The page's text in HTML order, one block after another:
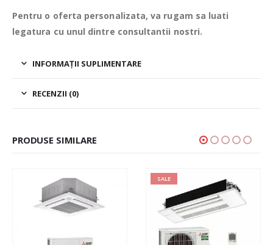
Pentru o oferta personalizata, va rugam sa luati
legatura cu unul dintre consultantii nostri.
INFORMAȚII SUPLIMENTARE
RECENZII (0)
PRODUSE SIMILARE
SALE